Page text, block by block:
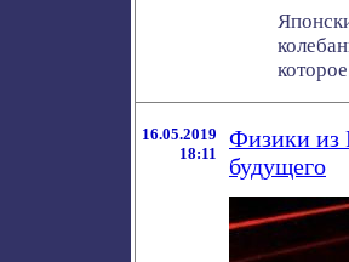
16.05.2019
18:11
Физики из
будущего